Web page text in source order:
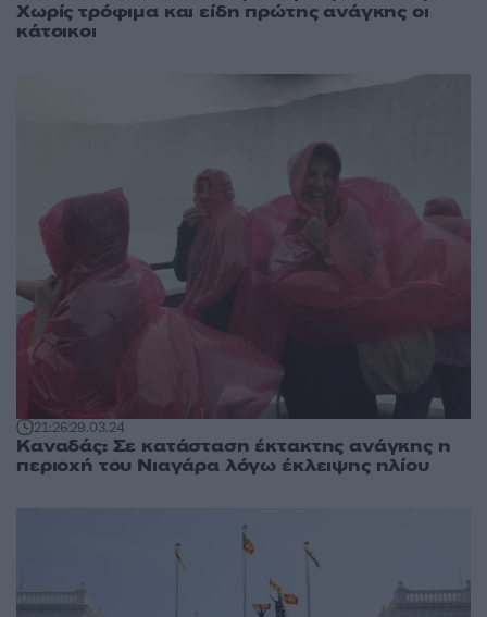
Χωρίς τρόφιμα και είδη πρώτης ανάγκης οι
κάτοικοι
21:2629.03.24
Καναδάς: Σε κατάσταση έκτακτης ανάγκης η
περιοχή του Νιαγάρα λόγω έκλειψης ηλίου